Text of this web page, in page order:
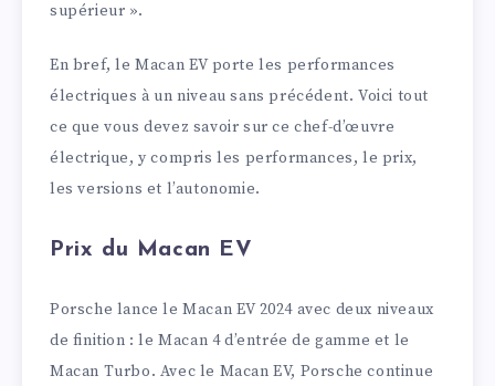
supérieur ».
En bref, le Macan EV porte les performances
électriques à un niveau sans précédent. Voici tout
ce que vous devez savoir sur ce chef-d’œuvre
électrique, y compris les performances, le prix,
les versions et l’autonomie.
Prix du Macan EV
Porsche lance le Macan EV 2024 avec deux niveaux
de finition : le Macan 4 d’entrée de gamme et le
Macan Turbo. Avec le Macan EV, Porsche continue